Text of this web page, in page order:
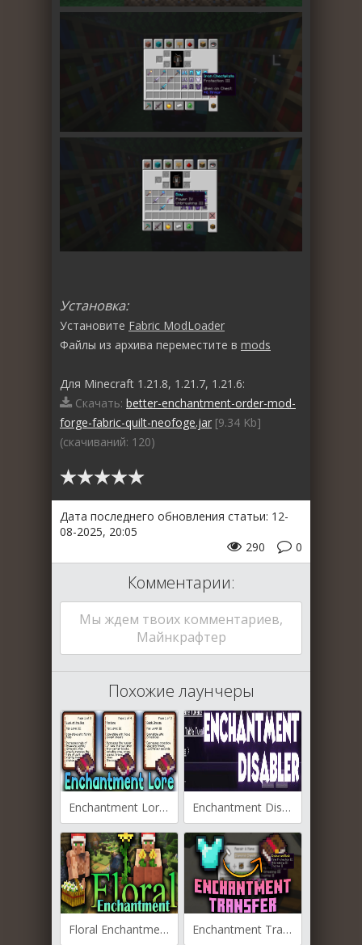
Установка:
Установите Fabric ModLoader
Файлы из архива переместите в mods
Для Minecraft 1.21.8, 1.21.7, 1.21.6:
Скачать: better-enchantment-order-mod-
forge-fabric-quilt-neofoge.jar [9.34 Kb]
(cкачиваний: 120)
Дата последнего обновления статьи: 12-
08-2025, 20:05
0
290
Комментарии:
Мы ждем твоих комментариев,
Майнкрафтер
Похожие лаунчеры
Enchantment Lore для Майнкрафт [1.21.5, 1.21.4, 1.21.3] Enchantment Disabler для Майнкрафт [1.21.4, 1.21.3, 1.21.1]
Floral Enchantment для Майнкрафт [1.19.4, 1.19.3, 1.19.2] Enchantment Transfer для Майнкрафт [1.19.4, 1.19.2, 1.18.2]